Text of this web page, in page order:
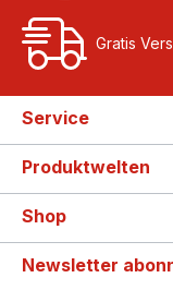
Gratis
Service
Produktwelten
Shop
Newsletter